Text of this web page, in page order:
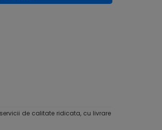
de calitate ridicata, cu livrare